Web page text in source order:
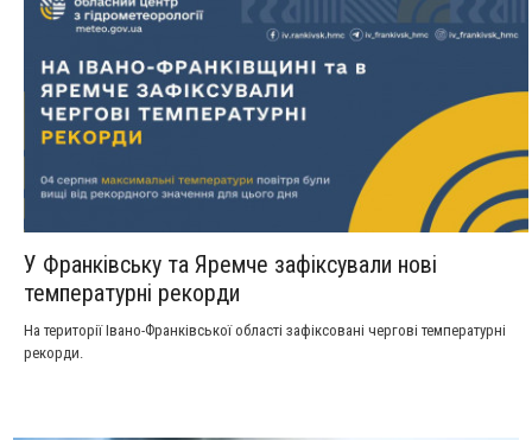
У Франківську та Яремче зафіксували нові
температурні рекорди
На території Івано-Франківської області зафіксовані чергові температурні
рекорди.